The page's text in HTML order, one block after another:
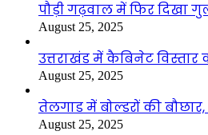
पौड़ी गढ़वाल में फिर दिखा
August 25, 2025
उत्तराखंड में कैबिनेट
August 25, 2025
तेलगाड में बोल्डरों की
August 25, 2025